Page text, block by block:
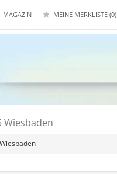
MAGAZIN MEINE MERKLISTE (0)
Wiesbaden